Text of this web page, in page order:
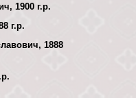
1900 г.р.
г.р.
1888